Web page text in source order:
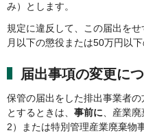
み）とします。
規定に違反して、この届出を
月以下の懲役または50万円以
届出事項の変更に
保管の届出をした排出事業者
とするときは、 事前に、産業
2）または特別管理産業廃棄物